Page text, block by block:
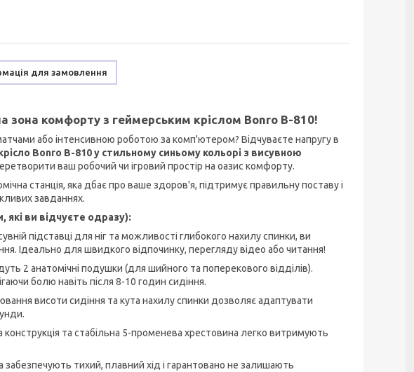
для замовлення
зона комфорту з геймерським кріслом Bonro B-810!
або інтенсивною роботою за комп'ютером? Відчуваєте напругу в
Bonro B-810 у стильному синьому кольорі з висувною
ваш робочий чи ігровий простір на оазис комфорту.
станція, яка дбає про ваше здоров'я, підтримує правильну поставу і
завданнях.
ви відчуєте одразу):
підставці для ніг та можливості глибокого нахилу спинки, ви
Ідеально для швидкого відпочинку, перегляду відео або читання!
2 анатомічні подушки (для шийного та поперекового відділів).
болю навіть після 8-10 годин сидіння.
висоти сидіння та кута нахилу спинки дозволяє адаптувати
та стабільна 5-променева хрестовина легко витримують
забезпечують тихий, плавний хід і гарантовано не залишають